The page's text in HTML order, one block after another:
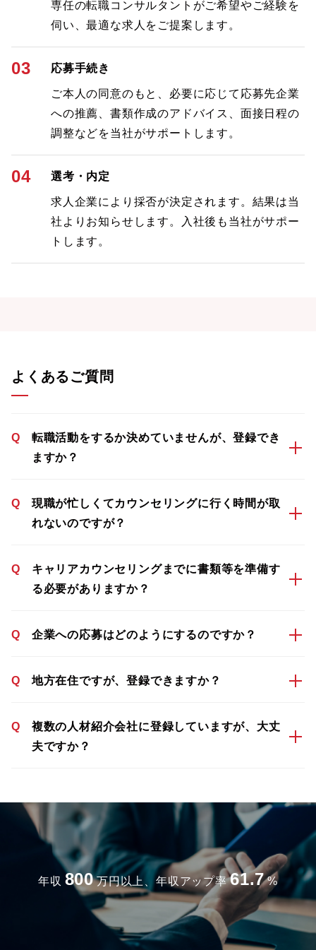
専任の転職コンサルタントがご希望やご経験を
伺い、最適な求人をご提案します。
03 応募手続き
ご本人の同意のもと、必要に応じて応募先企業
への推薦、書類作成のアドバイス、面接日程の
調整などを当社がサポートします。
04 選考・内定
求人企業により採否が決定されます。結果は当
社よりお知らせします。入社後も当社がサポー
トします。
よくあるご質問
Q
転職活動をするか決めていませんが、登録でき
ますか？
Q
現職が忙しくてカウンセリングに行く時間が取
れないのですが？
Q
キャリアカウンセリングまでに書類等を準備す
る必要がありますか？
Q 企業への応募はどのようにするのですか？
Q 地方在住ですが、登録できますか？
Q
複数の人材紹介会社に登録していますが、大丈
夫ですか？
年収 800 万円以上、年収アップ率 61.7 %